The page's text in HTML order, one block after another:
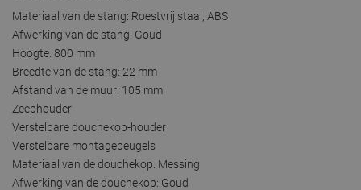
Materiaal van de stang: Roestvrij staal, ABS
Afwerking van de stang: Goud
Hoogte: 800 mm
Breedte van de stang: 22 mm
Afstand van de muur: 105 mm
Zeephouder
Verstelbare douchekop-houder
Verstelbare montagebeugels
Materiaal van de douchekop: Messing
Afwerking van de douchekop: Goud